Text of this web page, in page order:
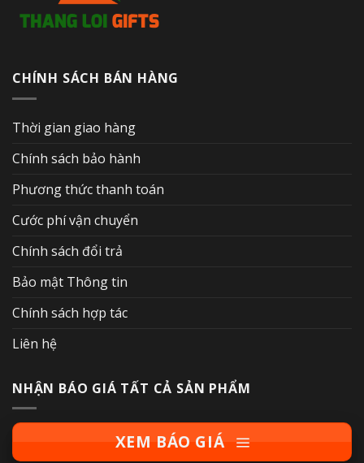
CHÍNH SÁCH BÁN HÀNG
Thời gian giao hàng
Chính sách bảo hành
Phương thức thanh toán
Cước phí vận chuyển
Chính sách đổi trả
Bảo mật Thông tin
Chính sách hợp tác
Liên hệ
NHẬN BÁO GIÁ TẤT CẢ SẢN PHẨM
XEM BÁO GIÁ